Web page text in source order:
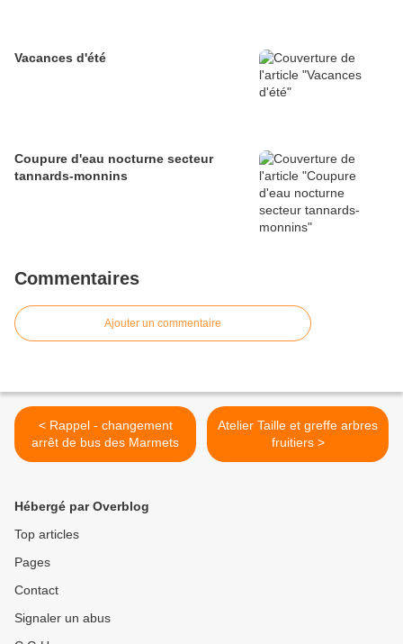
Vacances d'été
Coupure d'eau nocturne secteur
tannards-monnins
Commentaires
Ajouter un commentaire
< Rappel - changement
arrêt de bus des Marmets
Atelier Taille et greffe arbres
fruitiers >
Hébergé par Overblog
Top articles
Pages
Contact
Signaler un abus